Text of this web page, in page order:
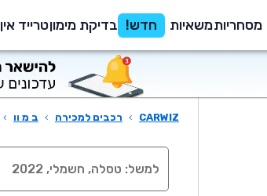
מסחריותמשאיות חדש! בדיקת מימוןטרייד אין
CARWIZ
› רכבים למכירה › ב מ וו ›